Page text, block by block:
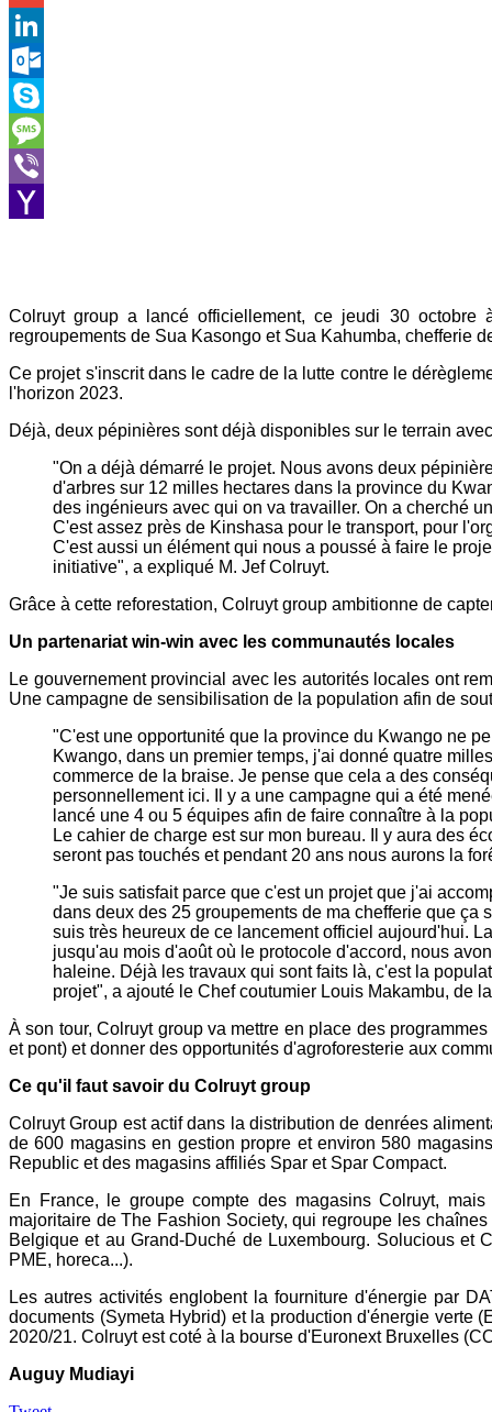
Gmail
LinkedIn
Outlook.com
Skype
Message
Viber
Colruyt group a lancé officiellement, ce jeudi 30
regroupements de Sua Kasongo et Sua Kahumba, chefferie
Ce projet s'inscrit dans le cadre de la lutte contre le
l'horizon 2023.
Déjà, deux pépinières sont déjà disponibles sur le terrain
"On a déjà démarré le projet. Nous avons deux
d'arbres sur 12 milles hectares dans la province du
des ingénieurs avec qui on va travailler. On a cherché
C'est assez près de Kinshasa pour le transport, pour
C'est aussi un élément qui nous a poussé à faire le
initiative", a expliqué M. Jef Colruyt.
Grâce à cette reforestation, Colruyt group ambitionne de
Un partenariat win-win avec les communautés locales
Le gouvernement provincial avec les autorités locales ont
Une campagne de sensibilisation de la population afin de
"C'est une opportunité que la province du Kwango ne
Kwango, dans un premier temps, j'ai donné quatre
commerce de la braise. Je pense que cela a des
personnellement ici. Il y a une campagne qui a été
lancé une 4 ou 5 équipes afin de faire connaître à la
Le cahier de charge est sur mon bureau. Il y aura des
seront pas touchés et pendant 20 ans nous aurons la
"Je suis satisfait parce que c'est un projet que j'ai
dans deux des 25 groupements de ma chefferie que ça
suis très heureux de ce lancement officiel aujourd'hui.
jusqu'au mois d'août où le protocole d'accord, nous
haleine. Déjà les travaux qui sont faits là, c'est la
projet", a ajouté le Chef coutumier Louis Makambu, de
À son tour, Colruyt group va mettre en place des
et pont) et donner des opportunités d'agroforesterie aux
Ce qu'il faut savoir du Colruyt group
Colruyt Group est actif dans la distribution de denrées
de 600 magasins en gestion propre et environ 580
Republic et des magasins affiliés Spar et Spar Compact.
En France, le groupe compte des magasins Colruyt,
majoritaire de The Fashion Society, qui regroupe les
Belgique et au Grand-Duché de Luxembourg. Solucious
PME, horeca...).
Les autres activités englobent la fourniture d'énergie par
documents (Symeta Hybrid) et la production d'énergie verte
2020/21. Colruyt est coté à la bourse d'Euronext Bruxelles
Auguy Mudiayi